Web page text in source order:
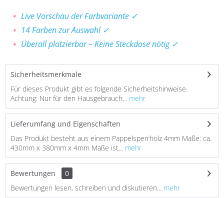
Live Vorschau der Farbvariante ✓
14 Farben zur Auswahl ✓
Überall platzierbar – Keine Steckdose nötig ✓
Sicherheitsmerkmale
Für dieses Produkt gibt es folgende Sicherheitshinweise
Achtung: Nur für den Hausgebrauch... mehr
Lieferumfang und Eigenschaften
Das Produkt besteht aus einem Pappelsperrholz 4mm Maße: ca.
430mm x 380mm x 4mm Maße ist... mehr
Bewertungen
0
Bewertungen lesen, schreiben und diskutieren... mehr